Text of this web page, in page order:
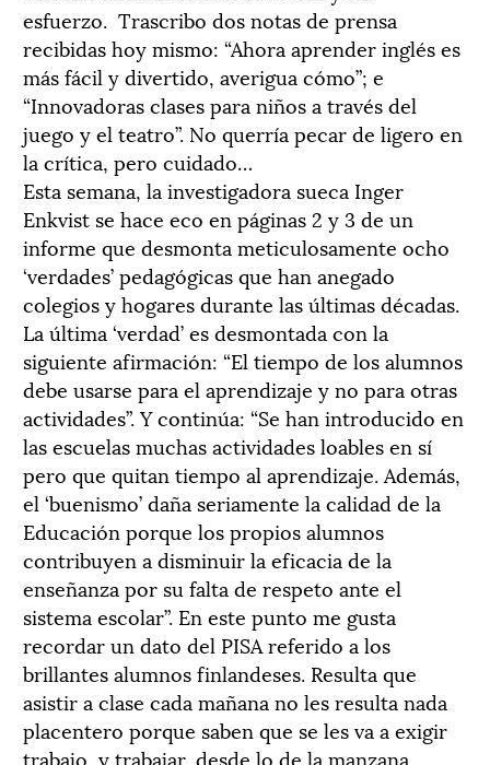
esfuerzo. Trascribo dos notas de prensa
recibidas hoy mismo: “Ahora aprender inglés es
más fácil y divertido, averigua cómo”; e
“Innovadoras clases para niños a través del
juego y el teatro”. No querría pecar de ligero en
la crítica, pero cuidado…
Esta semana, la investigadora sueca Inger
Enkvist se hace eco en páginas 2 y 3 de un
informe que desmonta meticulosamente ocho
‘verdades’ pedagógicas que han anegado
colegios y hogares durante las últimas décadas.
La última ‘verdad’ es desmontada con la
siguiente afirmación: “El tiempo de los alumnos
debe usarse para el aprendizaje y no para otras
actividades”. Y continúa: “Se han introducido en
las escuelas muchas actividades loables en sí
pero que quitan tiempo al aprendizaje. Además,
el ‘buenismo’ daña seriamente la calidad de la
Educación porque los propios alumnos
contribuyen a disminuir la eficacia de la
enseñanza por su falta de respeto ante el
sistema escolar”. En este punto me gusta
recordar un dato del PISA referido a los
brillantes alumnos finlandeses. Resulta que
asistir a clase cada mañana no les resulta nada
placentero porque saben que se les va a exigir
trabajo, y trabajar, desde lo de la manzana,